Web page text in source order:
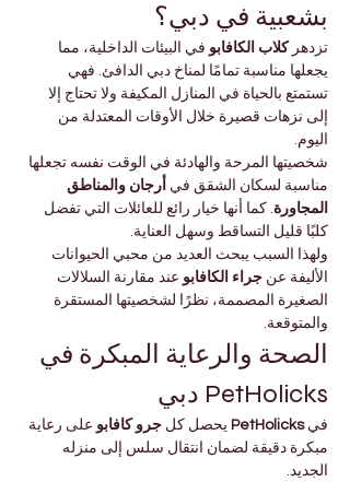
بشعبية في دبي؟
تزدهر كلاب الكافابو في البيئات الداخلية، مما
يجعلها مناسبة تمامًا لمناخ دبي الدافئ. فهي
تستمتع بالحياة في المنازل المكيفة ولا تحتاج إلا
إلى نزهات قصيرة خلال الأوقات المعتدلة من
اليوم.
شخصيتها المرحة والهادئة في الوقت نفسه تجعلها
مناسبة لسكان الشقق في أرجان والمناطق
المجاورة. كما أنها خيار رائع للعائلات التي تفضل
كلبًا قليل التساقط وسهل العناية.
ولهذا السبب يبحث العديد من محبي الحيوانات
الأليفة عن جراء الكافابو عند مقارنة السلالات
الصغيرة المصممة، نظرًا لشخصيتها المستقرة
والمتوقعة.
الصحة والرعاية المبكرة في
PetHolicks دبي
في PetHolicks يحصل كل جرو كافابو على رعاية
مبكرة دقيقة لضمان انتقال سلس إلى منزله
الجديد.